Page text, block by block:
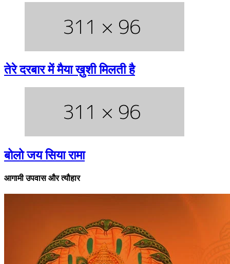
तेरे दरबार में मैया ख़ुशी मिलती है
बोलो जय सिया रामा
आगामी उपवास और त्यौहार